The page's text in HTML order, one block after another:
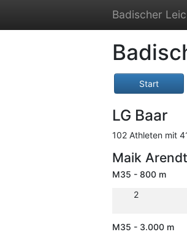
Badischer
Start
LG Baar
102 Athleten mit
Maik
M35 - 800 m
2
M35 - 3.000 m